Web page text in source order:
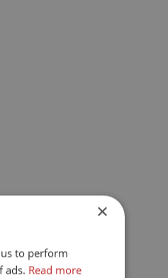
×
to perform
ads. Read more